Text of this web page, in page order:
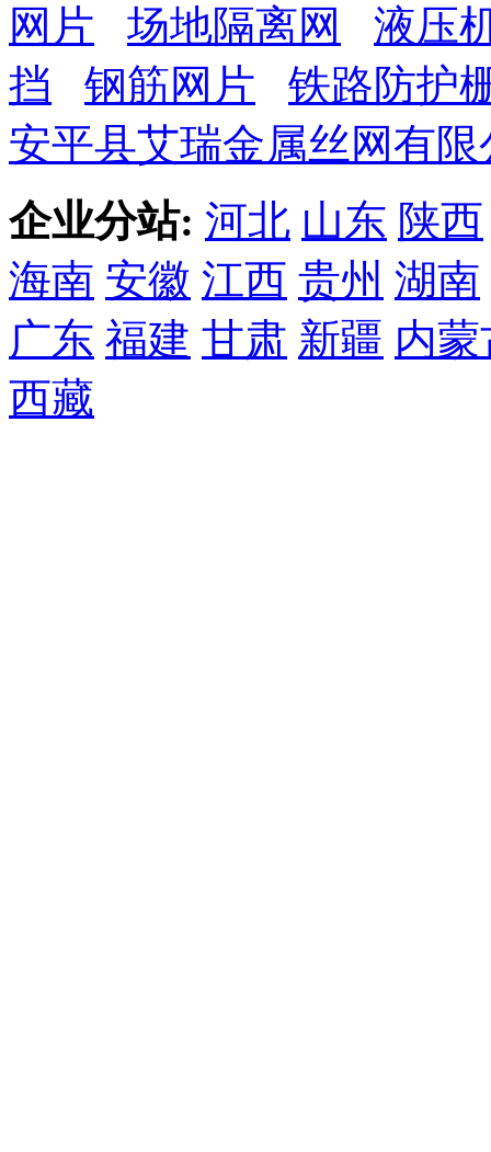
网片
场地隔离网
液压
挡
钢筋网片
铁路防护
安平县艾瑞金属丝网有限
企业分站: 河北 山东 陕西
海南 安徽 江西 贵州 湖南
广东 福建 甘肃 新疆 内蒙
西藏